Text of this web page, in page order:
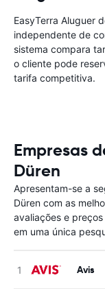
EasyTerra Aluguer
independente de
sistema compara
o cliente pode
tarifa competitiva.
Empresas
Düren
Apresentam-se a
Düren com as
avaliações e
em uma única
Avis